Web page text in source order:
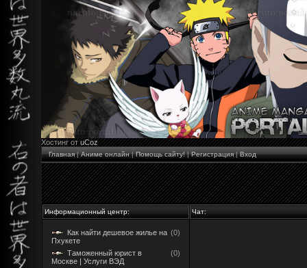
Хостинг отuCoz
Главная|Аниме онлайн|Помощь сайту!|Регистрация|Вход
Информационный центр: Чат:
Как найти дешевое жилье на
Пхукете
(0)
Таможенный юрист в
Москве | Услуги ВЭД
(0)